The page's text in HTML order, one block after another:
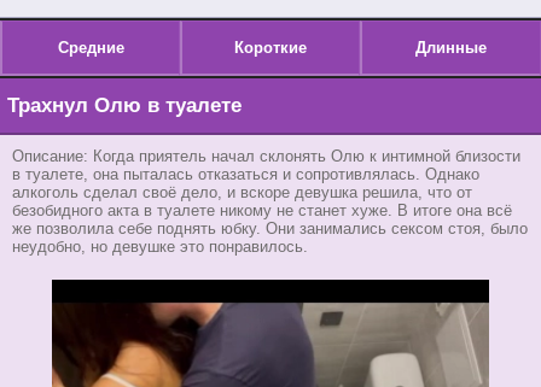
Средние Короткие Длинные
Трахнул Олю в туалете
Описание: Когда приятель начал склонять Олю к интимной близости
в туалете, она пыталась отказаться и сопротивлялась. Однако
алкоголь сделал своё дело, и вскоре девушка решила, что от
безобидного акта в туалете никому не станет хуже. В итоге она всё
же позволила себе поднять юбку. Они занимались сексом стоя, было
неудобно, но девушке это понравилось.